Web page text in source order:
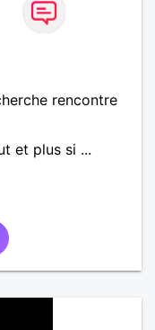
rencontre
et plus si ...